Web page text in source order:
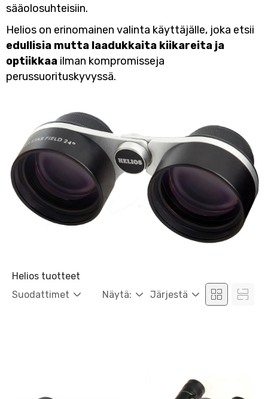
sääolosuhteisiin.
Helios on erinomainen valinta käyttäjälle, joka etsii
edullisia mutta laadukkaita kiikareita ja
optiikkaa ilman kompromisseja
perussuorituskyvyssä.
Helios tuotteet
Suodattimet
Näytä: Järjestä